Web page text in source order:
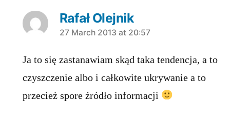
Rafał Olejnik
says:
27 March 2013 at 20:57
Ja to się zastanawiam skąd taka tendencja, a to
czyszczenie albo i całkowite ukrywanie a to
przecież spore źródło informacji